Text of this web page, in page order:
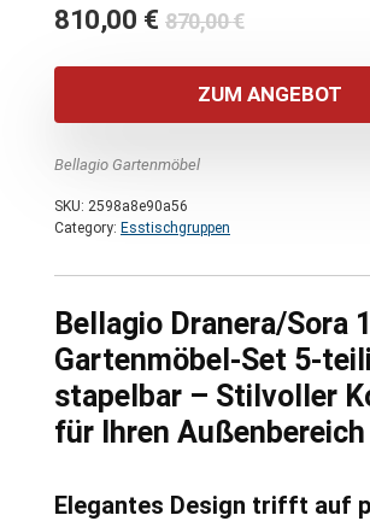
870,00€
war:
870,00 €
810,00 €
Aktueller
ist:
810,00 €.
ZUM ANGEBOT
Bellagio Gartenmöbel
SKU: 2598a8e90a56
Category: Esstischgruppen
Bellagio Dranera/Sora
Gartenmöbel-Set 5-
stapelbar – Stilvoller
für Ihren Außenbereich
Elegantes Design trifft auf